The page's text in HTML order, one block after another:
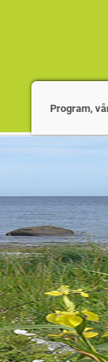
Program,